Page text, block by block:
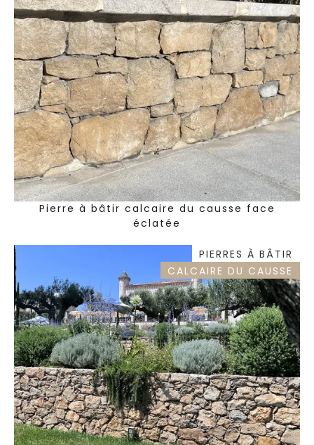
Pierre à bâtir calcaire du causse face
éclatée
PIERRES À BÂTIR
CALCAIRE DU CAUSSE